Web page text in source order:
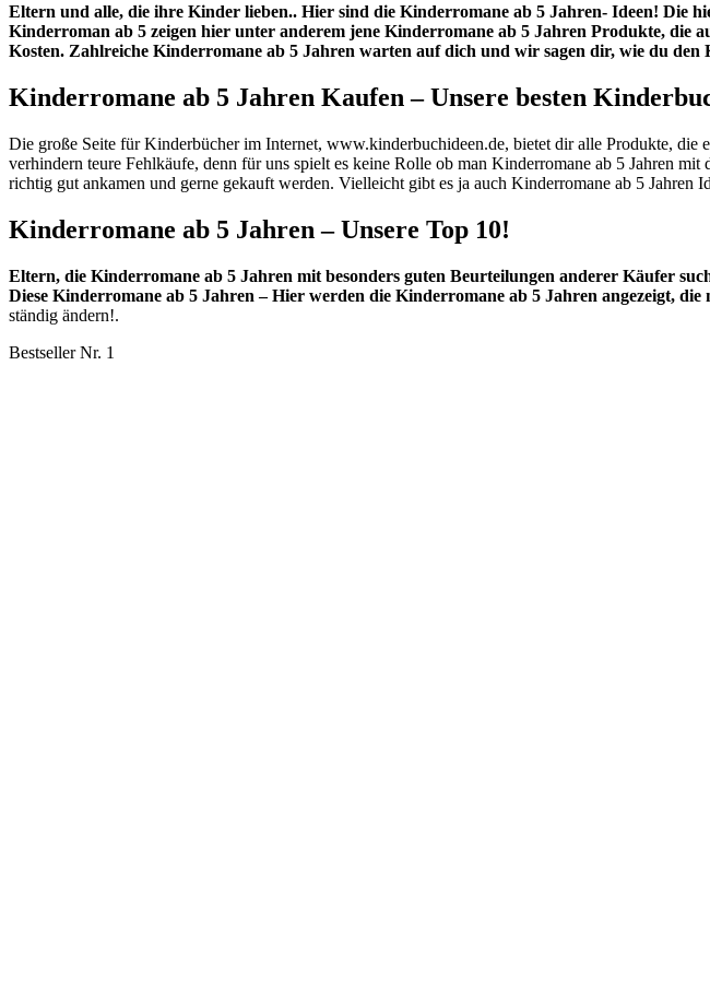
Eltern und alle, die ihre Kinder lieben.. Hier sind die Kinderromane ab 5 Jahren- Ideen! Die
Kinderroman ab 5 zeigen hier unter anderem jene Kinderromane ab 5 Jahren Produkte,
Kosten. Zahlreiche Kinderromane ab 5 Jahren warten auf dich und wir sagen dir, wie du
Kinderromane ab 5 Jahren Kaufen – Unsere besten
Die große Seite für Kinderbücher im Internet, www.kinderbuchideen.de, bietet dir alle Produkte,
verhindern teure Fehlkäufe, denn für uns spielt es keine Rolle ob man Kinderromane ab 5 Jahren
richtig gut ankamen und gerne gekauft werden. Vielleicht gibt es ja auch Kinderromane ab 5 Jahren
Kinderromane ab 5 Jahren – Unsere Top 10!
Eltern, die Kinderromane ab 5 Jahren mit besonders guten Beurteilungen anderer Käufer
Diese Kinderromane ab 5 Jahren – Hier werden die Kinderromane ab 5 Jahren angezeigt,
ständig ändern!.
Bestseller Nr. 1